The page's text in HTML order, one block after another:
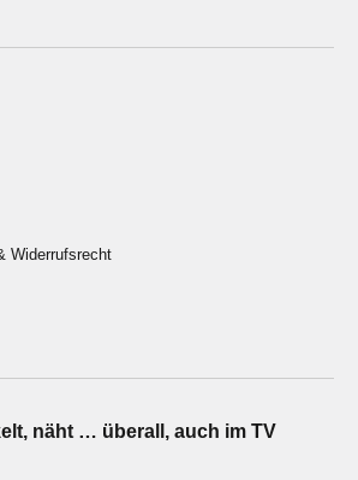
Widerrufsrecht
näht … überall, auch im TV